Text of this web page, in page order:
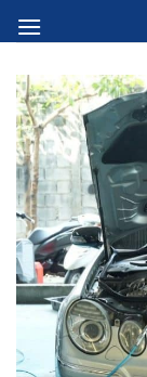
to